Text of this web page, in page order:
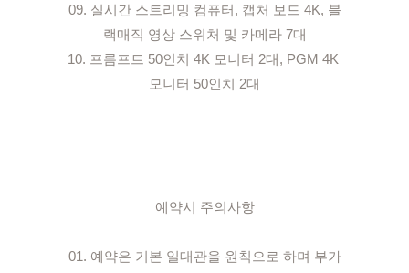
09. 실시간 스트리밍 컴퓨터, 캡처 보드 4K, 블
랙매직 영상 스위처 및 카메라 7대
10. 프롬프트 50인치 4K 모니터 2대, PGM 4K
모니터 50인치 2대
예약시 주의사항
01. 예약은 기본 일대관을 원칙으로 하며 부가